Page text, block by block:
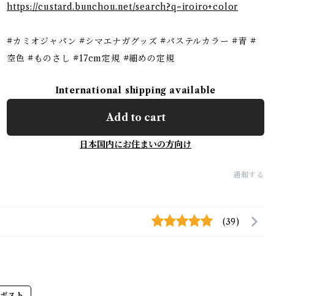
https://custard.bunchou.net/search?q=iroiro+color
#カミオジャパン #シマエナガグッズ #パステルカラー #青 #
空色 #ものさし #17cm定規 #細めの定規
International shipping available
Add to cart
日本国内にお住まいの方向け
通報する
(39)